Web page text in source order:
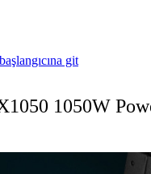
git
1050W